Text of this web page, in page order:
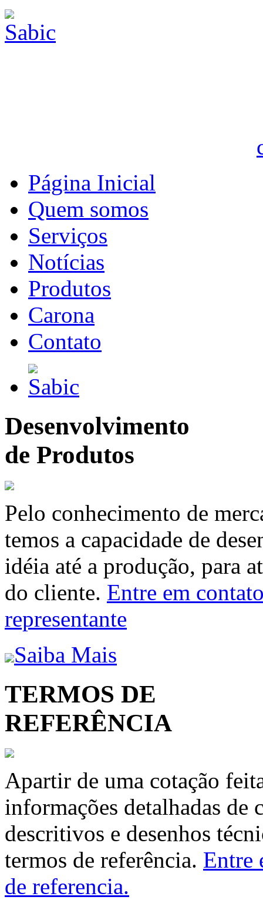
Página Inicial
Quem somos
Serviços
Notícias
Produtos
Carona
Contato
Desenvolvimento
de Produtos
Pelo conhecimento de
temos a capacidade de
idéia até a produção, para
do cliente. Entre em
representante
Saiba Mais
TERMOS DE
REFERÊNCIA
Apartir de uma cotação
informações detalhadas de
descritivos e desenhos
termos de referência. Entre
de referencia.